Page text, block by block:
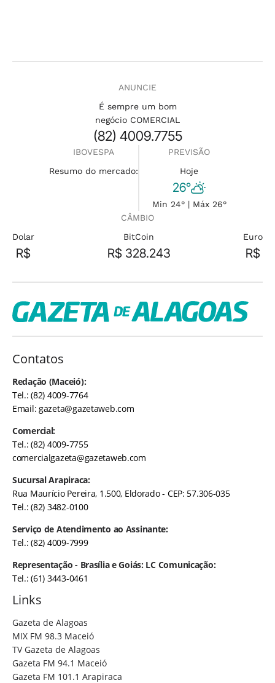
ANUNCIE
É sempre um bom
negócio COMERCIAL
(82) 4009.7755
IBOVESPA
Resumo do mercado:
PREVISÃO
Hoje
26°
Min 24° | Máx 26°
CÂMBIO
Dolar
R$
BitCoin
R$ 328.243
Euro
R$
Contatos
Redação (Maceió):
Tel.: (82) 4009-7764
Email:gazeta@gazetaweb.com
Comercial:
Tel.: (82) 4009-7755
comercialgazeta@gazetaweb.com
Sucursal Arapiraca:
Rua Maurício Pereira, 1.500, Eldorado - CEP: 57.306-035
Tel.: (82) 3482-0100
Serviço de Atendimento ao Assinante:
Tel.: (82) 4009-7999
Representação - Brasília e Goiás: LC Comunicação:
Tel.: (61) 3443-0461
Links
Gazeta de Alagoas
MIX FM 98.3 Maceió
TV Gazeta de Alagoas
Gazeta FM 94.1 Maceió
Gazeta FM 101.1 Arapiraca